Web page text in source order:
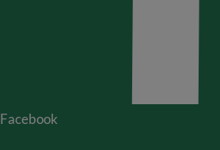
Facebook